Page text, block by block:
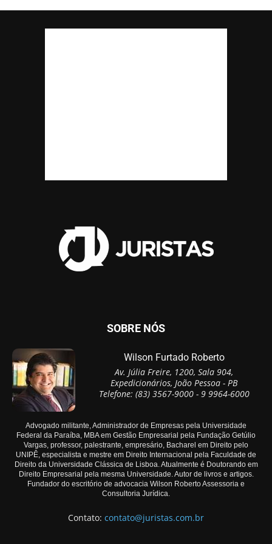
SOBRE NÓS
Wilson Furtado Roberto
Av. Júlia Freire, 1200, Sala 904,
Expedicionários, João Pessoa - PB
Telefone: (83) 3567-9000 - 9 9964-6000
Advogado militante, Administrador de Empresas pela Universidade
Federal da Paraíba, MBA em Gestão Empresarial pela Fundação Getúlio
Vargas, professor, palestrante, empresário, Bacharel em Direito pelo
UNIPÊ, especialista e mestre em Direito Internacional pela Faculdade de
Direito da Universidade Clássica de Lisboa. Atualmente é Doutorando em
Direito Empresarial pela mesma Universidade. Autor de livros e artigos.
Fundador do escritório de advocacia Wilson Roberto Assessoria e
Consultoria Jurídica.
Contato: contato@juristas.com.br